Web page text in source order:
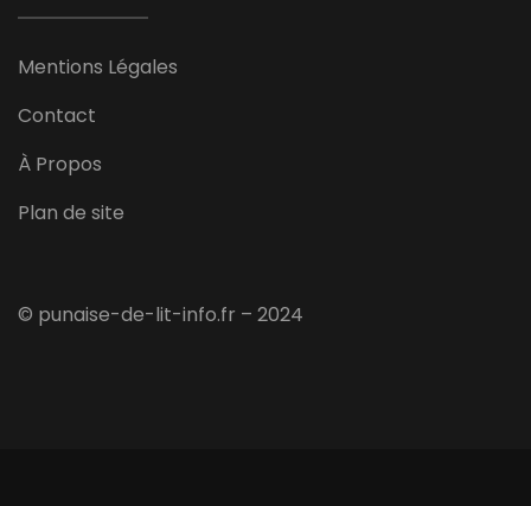
Mentions Légales
Contact
À Propos
Plan de site
© punaise-de-lit-info.fr – 2024